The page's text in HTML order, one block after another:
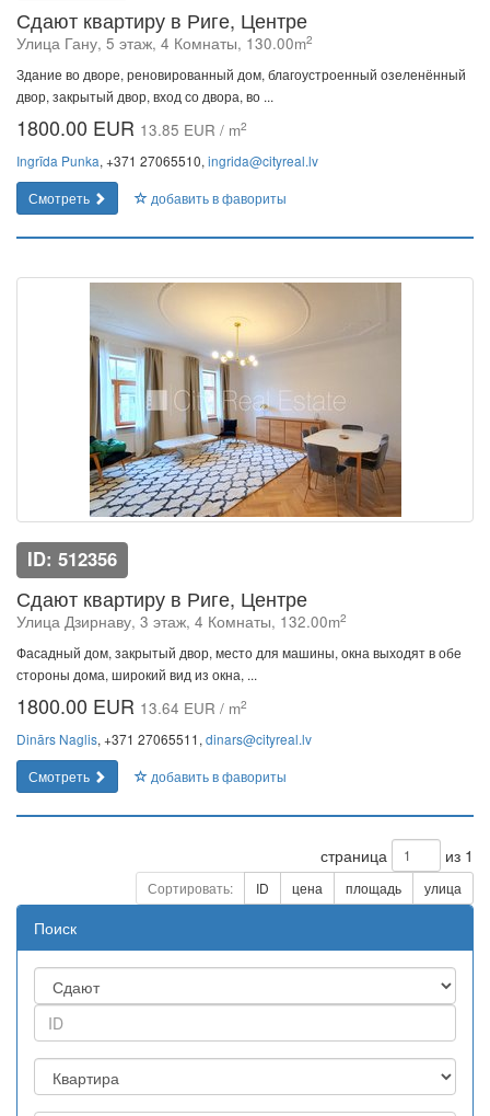
Сдают квартиру в Риге, Центре
Улица Гану, 5 этаж, 4 Комнаты, 130.00m2
Здание во дворе, реновированный дом, благоустроенный озеленённый
двор, закрытый двор, вход со двора, во ...
1800.00 EUR 13.85 EUR / m2
Ingrīda Punka, +371 27065510, ingrida@cityreal.lv
Смотреть
добавить в фавориты
ID: 512356
Сдают квартиру в Риге, Центре
Улица Дзирнаву, 3 этаж, 4 Комнаты, 132.00m2
Фасадный дом, закрытый двор, место для машины, окна выходят в обе
стороны дома, широкий вид из окна, ...
1800.00 EUR 13.64 EUR / m2
Dinārs Naglis, +371 27065511, dinars@cityreal.lv
Смотреть
добавить в фавориты
страница из 1
Сортировать: ID цена площадь улица
Поиск